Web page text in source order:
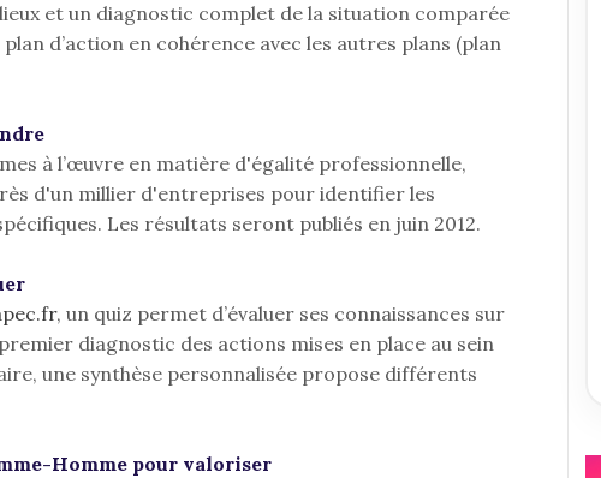
et un diagnostic complet de la situation comparée
d’action en cohérence avec les autres plans (plan
à l’œuvre en matière d'égalité professionnelle,
d'un millier d'entreprises pour identifier les
Les résultats seront publiés en juin 2012.
, un quiz permet d’évaluer ses connaissances sur
diagnostic des actions mises en place au sein
une synthèse personnalisée propose différents
Homme pour valoriser